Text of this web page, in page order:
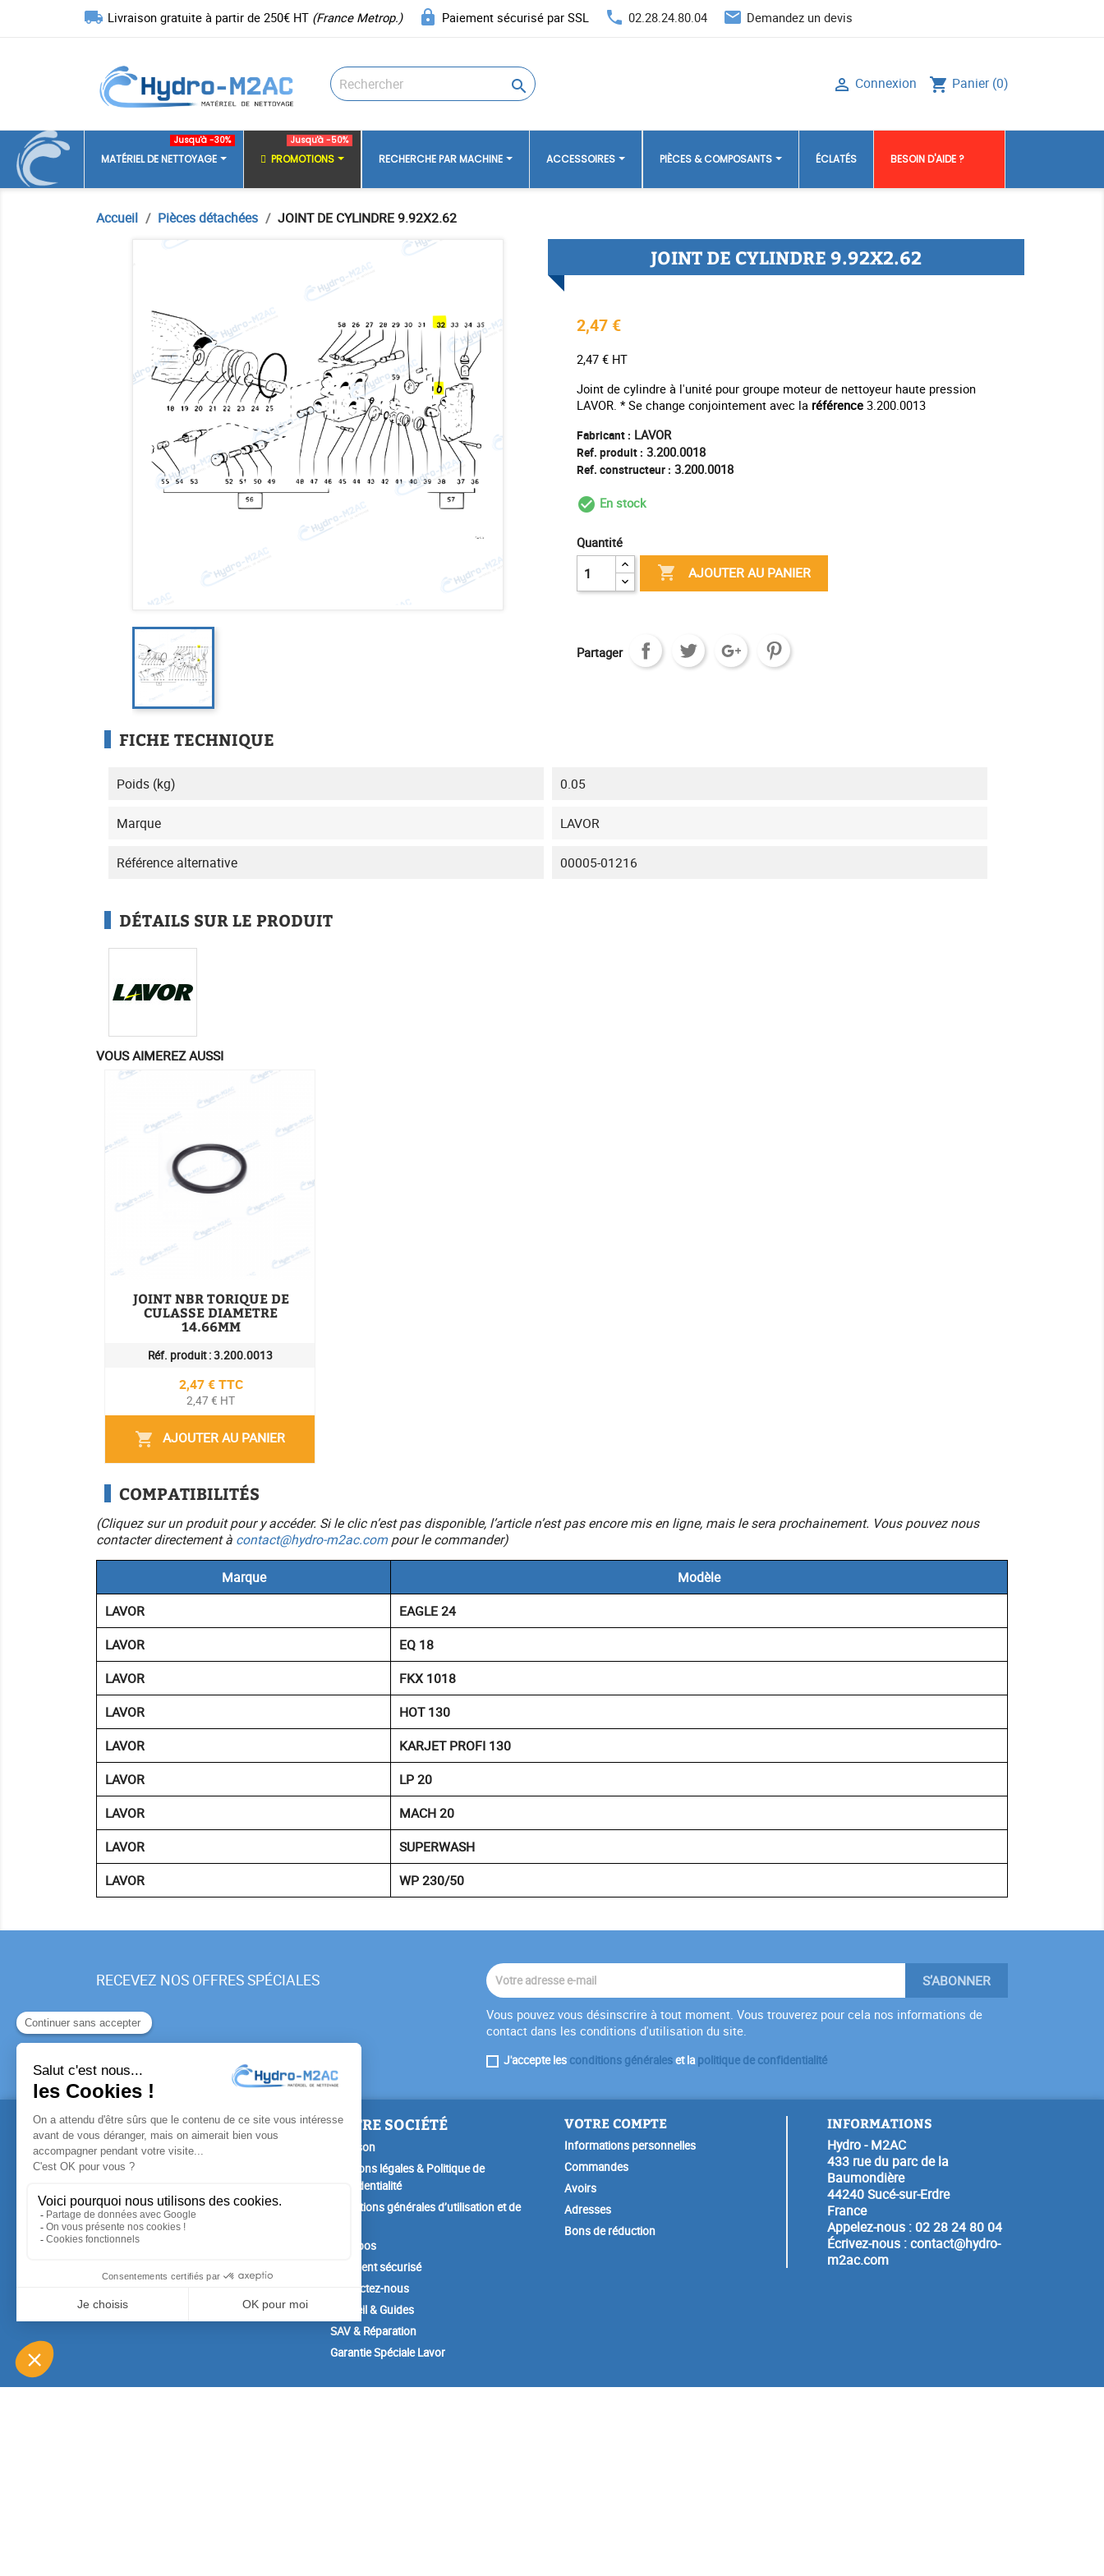
local_shipping Livraison gratuite à partir de 250€ HT (France Metrop.) lock Paiement sécurisé par SSL phone 02.28.24.80.04 email Demandez un devis
 shopping_cart Panier (0)
 Connexion
MATÉRIEL DE NETTOYAGE
Jusqu'à -30%
PROMOTIONS
Jusqu'à -50%
RECHERCHE PAR MACHINE ACCESSOIRES PIÈCES & COMPOSANTS ÉCLATÉS BESOIN D'AIDE ?
Accueil Pièces détachées JOINT DE CYLINDRE 9.92X2.62
JOINT DE CYLINDRE 9.92X2.62
2,47 €
2,47 € HT
Joint de cylindre à l'unité pour groupe moteur de nettoyeur haute pression
LAVOR. * Se change conjointement avec la référence 3.200.0013
Fabricant : LAVOR
Ref. produit : 3.200.0018
Ref. constructeur : 3.200.0018
check_circle_outline
En stock
Quantité
 AJOUTER AU PANIER
Partager
FICHE TECHNIQUE
Poids (kg) 0.05
Marque LAVOR
Référence alternative 00005-01216
DÉTAILS SUR LE PRODUIT
VOUS AIMEREZ AUSSI
JOINT NBR TORIQUE DE
CULASSE DIAMETRE
14.66MM
Réf. produit :3.200.0013
Prix
2,47 € TTC
2,47 € HT
shopping_cart AJOUTER AU PANIER
COMPATIBILITÉS
(Cliquez sur un produit pour y accéder. Si le clic n’est pas disponible, l’article n’est pas encore mis en ligne, mais le sera prochainement. Vous pouvez nous
contacter directement à contact@hydro-m2ac.compour le commander)
Marque
Modèle
LAVOR
EAGLE 24
LAVOR
EQ 18
LAVOR
FKX 1018
LAVOR
HOT 130
LAVOR
KARJET PROFI 130
LAVOR
LP 20
LAVOR
MACH 20
LAVOR
SUPERWASH
LAVOR
WP 230/50
RECEVEZ NOS OFFRES SPÉCIALES
Vous pouvez vous désinscrire à tout moment. Vous trouverez pour cela nos informations de
contact dans les conditions d'utilisation du site.
J'accepte les conditions généraleset lapolitique de confidentialité
PRODUITS
Promotions
Nouveaux produits
NOTRE SOCIÉTÉ
Livraison
Mentions légales & Politique de
Confidentialité
Conditions générales d’utilisation et de
A propos
Paiement sécurisé
Contactez-nous
Conseil & Guides
SAV & Réparation
Garantie Spéciale Lavor
VOTRE COMPTE
Informations personnelles
Commandes
Avoirs
Adresses
Bons de réduction
INFORMATIONS
Hydro - M2AC
433 rue du parc de la
Baumondière
44240 Sucé-sur-Erdre
France
Appelez-nous : 02 28 24 80 04
Écrivez-nous :contact@hydro-
m2ac.com